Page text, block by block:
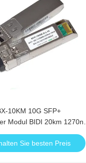
10KM 10G SFP+
Modul BIDI 20km 1270nm
Stecker RoHS
Sie besten Preis